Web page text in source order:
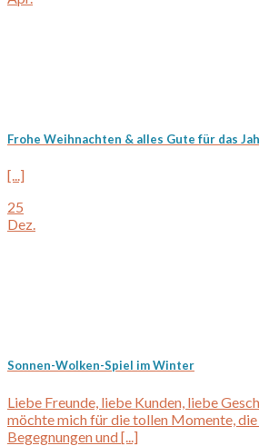
Frohe Weihnachten & alles Gute für das
[...]
25
Dez.
Sonnen-Wolken-Spiel im Winter
Liebe Freunde, liebe Kunden, liebe
möchte mich für die tollen Momente, die
Begegnungen und [...]